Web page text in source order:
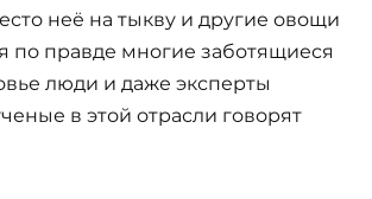
неё на тыкву и другие овощи
по правде многие заботящиеся
люди и даже эксперты
в этой отрасли говорят